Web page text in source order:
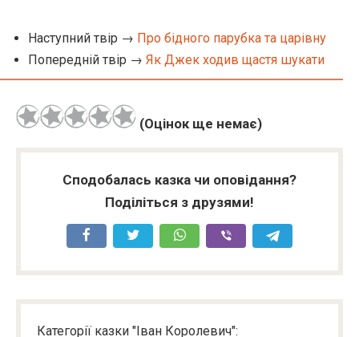
Наступний твір → Про бідного парубка та царівну
Попередній твір → Як Джек ходив щастя шукати
(Оцінок ще немає)
Сподобалась казка чи оповідання?
Поділіться з друзями!
Категорії казки "Іван Королевич":